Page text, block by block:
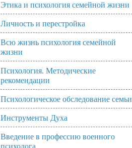
Этика и психология семейной жизни
Личность и перестройка
Всю жизнь психология семейной
жизни
Психология. Методические
рекомендации
Психологическое обследование семьи
Инструменты Духа
Введение в профессию военного
психолога